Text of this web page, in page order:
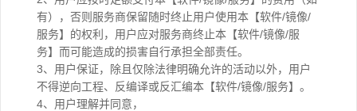
有），否则服务商保留随时终止用户使用本【软件/镜像/
服务】的权利，用户应对服务商终止本【软件/镜像/服
务】而可能造成的损害自行承担全部责任。
3、用户保证，除且仅除法律明确允许的活动以外，用户
不得逆向工程、反编译或反汇编本【软件/镜像/服务】。
4、用户理解并同意，